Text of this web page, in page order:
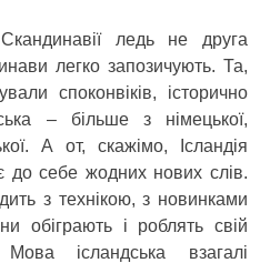
ледь не друга
легко запозичують. Та,
споконвіків, історично
– більше з німецької,
А от, скажімо, Ісландія
до себе жодних нових слів.
з технікою, з новинками
обіграють і роблять свій
ісландська взагалі